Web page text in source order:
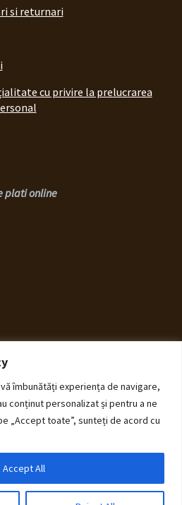
îmbunătăți experiența de navigare,
conținut personalizat și pentru a ne
„Accept toate”, sunteți de acord cu
Accept All
si returnari
cu privire la prelucrarea
plati online
cu privire la prelucrarea